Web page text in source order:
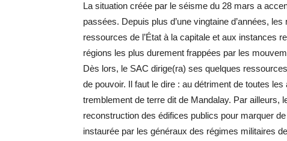
La situation créée par le séisme du 28 mars a
passées. Depuis plus d’une vingtaine d’années,
ressources de l’État à la capitale et aux instances
régions les plus durement frappées par les
Dès lors, le SAC dirige(ra) ses quelques
de pouvoir. Il faut le dire : au détriment de toutes
tremblement de terre dit de Mandalay. Par ailleurs,
reconstruction des édifices publics pour marquer
instaurée par les généraux des régimes militaires